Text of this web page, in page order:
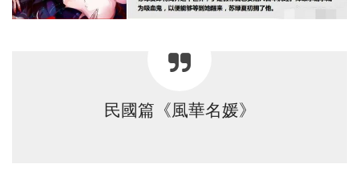
民國篇《風華名媛》